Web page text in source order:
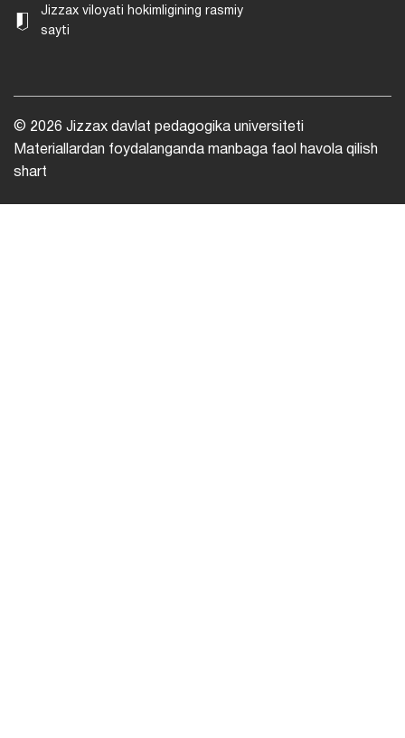
Jizzax viloyati hokimligining rasmiy
sayti
© 2026 Jizzax davlat pedagogika universiteti
Materiallardan foydalanganda manbaga faol havola qilish
shart